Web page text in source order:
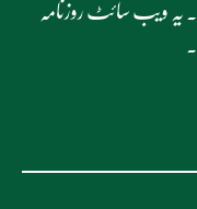
یہ ویب سائٹ روزنامہ